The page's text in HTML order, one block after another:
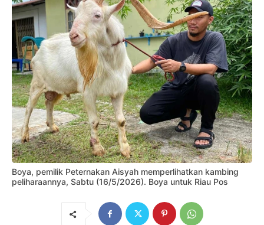
Boya, pemilik Peternakan Aisyah mem­perlihatkan kambing
peliharaannya, Sabtu (16/5/2026). Boya untuk Riau Pos